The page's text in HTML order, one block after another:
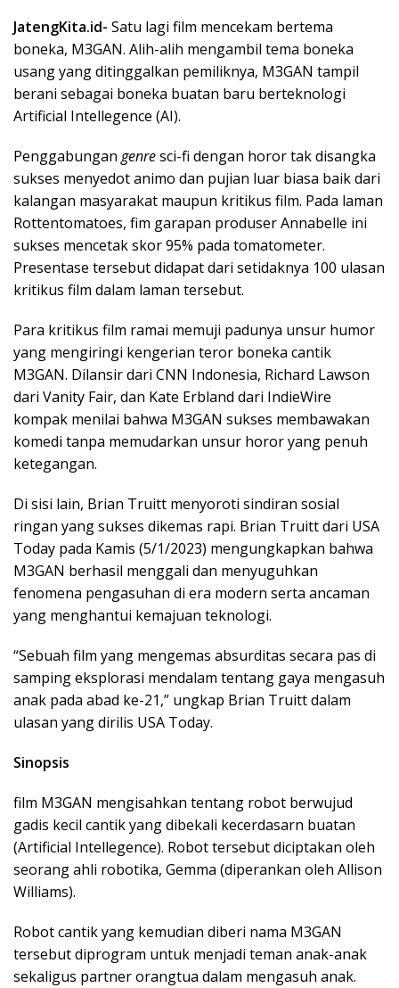
JatengKita.id- Satu lagi film mencekam bertema
boneka, M3GAN. Alih-alih mengambil tema boneka
usang yang ditinggalkan pemiliknya, M3GAN tampil
berani sebagai boneka buatan baru berteknologi
Artificial Intellegence (AI).
Penggabungan genresci-fi dengan horor tak disangka
sukses menyedot animo dan pujian luar biasa baik dari
kalangan masyarakat maupun kritikus film. Pada laman
Rottentomatoes, fim garapan produser Annabelle ini
sukses mencetak skor 95% pada tomatometer.
Presentase tersebut didapat dari setidaknya 100 ulasan
kritikus film dalam laman tersebut.
Para kritikus film ramai memuji padunya unsur humor
yang mengiringi kengerian teror boneka cantik
M3GAN. Dilansir dari CNN Indonesia, Richard Lawson
dari Vanity Fair, dan Kate Erbland dari IndieWire
kompak menilai bahwa M3GAN sukses membawakan
komedi tanpa memudarkan unsur horor yang penuh
ketegangan.
Di sisi lain, Brian Truitt menyoroti sindiran sosial
ringan yang sukses dikemas rapi. Brian Truitt dari USA
Today pada Kamis (5/1/2023) mengungkapkan bahwa
M3GAN berhasil menggali dan menyuguhkan
fenomena pengasuhan di era modern serta ancaman
yang menghantui kemajuan teknologi.
“Sebuah film yang mengemas absurditas secara pas di
samping eksplorasi mendalam tentang gaya mengasuh
anak pada abad ke-21,” ungkap Brian Truitt dalam
ulasan yang dirilis USA Today.
Sinopsis
film M3GAN mengisahkan tentang robot berwujud
gadis kecil cantik yang dibekali kecerdasarn buatan
(Artificial Intellegence). Robot tersebut diciptakan oleh
seorang ahli robotika, Gemma (diperankan oleh Allison
Williams).
Robot cantik yang kemudian diberi nama M3GAN
tersebut diprogram untuk menjadi teman anak-anak
sekaligus partner orangtua dalam mengasuh anak.